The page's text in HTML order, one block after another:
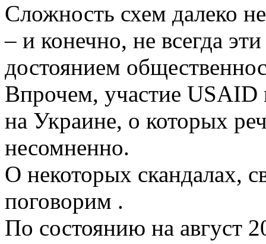
Сложность схем далеко
– и конечно, не всегда
достоянием
Впрочем, участие
на Украине, о которых
несомненно.
О некоторых скандалах,
поговорим .
По состоянию на август